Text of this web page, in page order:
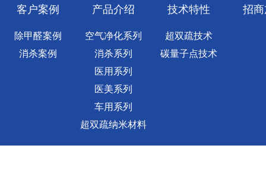
客户案例
除甲醛案例
消杀案例
产品介绍
空气净化系列
消杀系列
医用系列
医美系列
车用系列
超双疏纳米材料
技术特性
超双疏技术
碳量子点技术
招